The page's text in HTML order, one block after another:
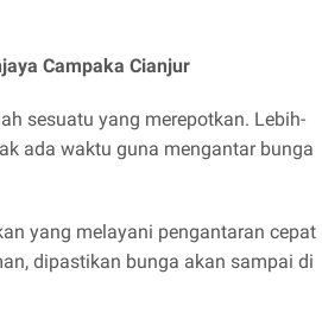
Campaka Cianjur
sesuatu yang merepotkan. Lebih-
ada waktu guna mengantar bunga
yang melayani pengantaran cepat
dipastikan bunga akan sampai di